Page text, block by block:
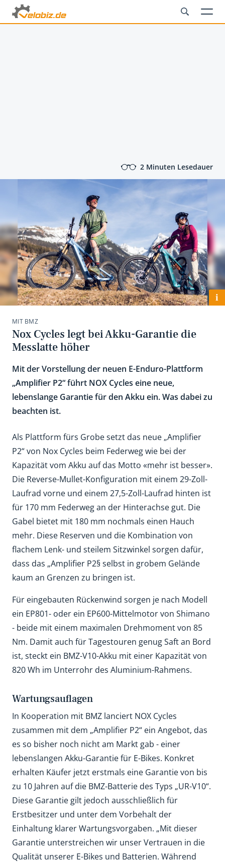
2 Minuten Lesedauer
i
MIT BMZ
Nox Cycles legt bei Akku-Garantie die
Messlatte höher
Mit der Vorstellung der neuen E-Enduro-Plattform
„Amplifier P2“ führt NOX Cycles eine neue,
lebenslange Garantie für den Akku ein. Was dabei zu
beachten ist.
Als Plattform fürs Grobe setzt das neue „Amplifier
P2“ von Nox Cycles beim Federweg wie bei der
Kapazität vom Akku auf das Motto «mehr ist besser».
Die Reverse-Mullet-Konfiguration mit einem 29-Zoll-
Laufrad vorne und einem 27,5-Zoll-Laufrad hinten ist
für 170 mm Federweg an der Hinterachse gut. Die
Gabel bietet mit 180 mm nochmals einen Hauch
mehr. Diese Reserven und die Kombination von
flachem Lenk- und steilem Sitzwinkel sorgen dafür,
dass das „Amplifier P2§ selbst in grobem Gelände
kaum an Grenzen zu bringen ist.
Für eingebauten Rückenwind sorgen je nach Modell
ein EP801- oder ein EP600-Mittelmotor von Shimano
- beide mit einem maximalen Drehmoment von 85
Nm. Damit auch für Tagestouren genug Saft an Bord
ist, steckt ein BMZ-V10-Akku mit einer Kapazität von
820 Wh im Unterrohr des Aluminium-Rahmens.
Wartungsauflagen
In Kooperation mit BMZ lanciert NOX Cycles
zusammen mit dem „Amplifier P2“ ein Angebot, das
es so bisher noch nicht am Markt gab - einer
lebenslangen Akku-Garantie für E-Bikes. Konkret
erhalten Käufer jetzt erstmals eine Garantie von bis
zu 10 Jahren auf die BMZ-Batterie des Typs „UR-V10“.
Diese Garantie gilt jedoch ausschließlich für
Erstbesitzer und unter dem Vorbehalt der
Einhaltung klarer Wartungsvorgaben. „Mit dieser
Garantie unterstreichen wir unser Vertrauen in die
Qualität unserer E-Bikes und Batterien. Während